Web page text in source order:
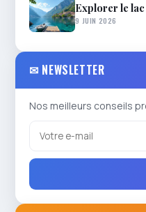
Explorer le
9 JUIN 2026
✉ NEWSLETTER
Nos meilleurs conseils